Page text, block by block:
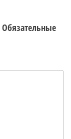
Обязательные